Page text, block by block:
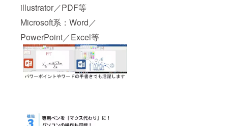
illustrator／PDF等
Microsoft系：Word／
PowerPoint／Excel等